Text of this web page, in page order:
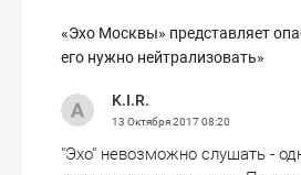
«Эхо Москвы» представляет
его нужно нейтрализовать»
K.I.R.
13 Октября 201708:20
"Эхо" невозможно слушать -